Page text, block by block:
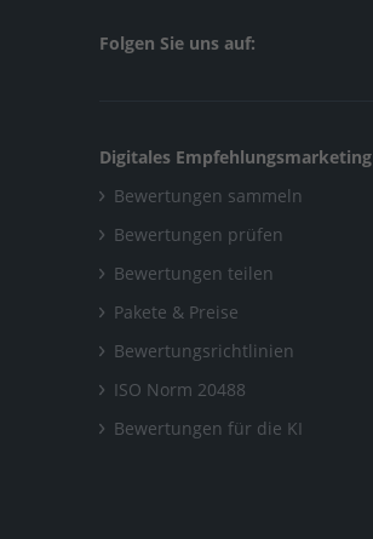
Folgen Sie uns auf:
Digitales Empfehlungsmarketing
Bewertungen sammeln
Bewertungen prüfen
Bewertungen teilen
Pakete & Preise
Bewertungsrichtlinien
ISO Norm 20488
Bewertungen für die KI